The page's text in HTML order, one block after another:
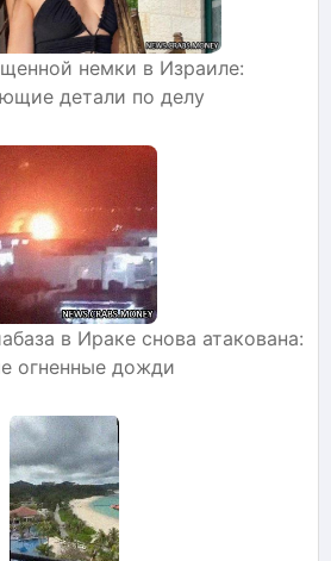
немки в Израиле:
детали по делу
в Ираке снова атакована:
огненные дожди